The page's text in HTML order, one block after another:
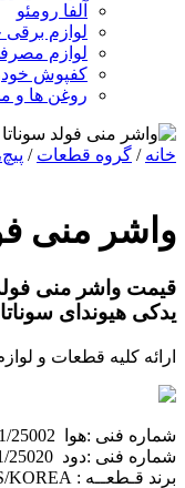
آلفا رومئو
لوازم برقی
لوازم
کفپوش
روغن ها و
خانه / گروه قطعات /
واشر منی
قیمت واشر منی
یدکی هیوندای
ارائه کلیه قطعات و
شماره فنی :هوا 28411/25002
شماره فنی :دود 28521/25020
برند قـطعــه : MOBIS/KOREA